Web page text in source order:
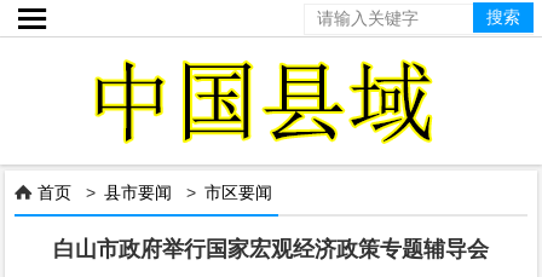

 首页 >县市要闻 >市区要闻
白山市政府举行国家宏观经济政策专题辅导会